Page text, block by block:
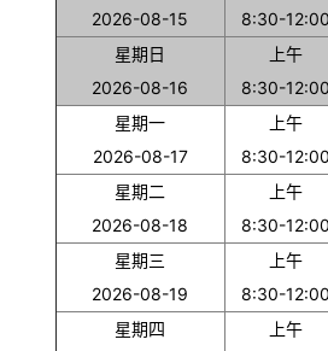
2026-08-15
8:30-
星期日
2026-08-16
上午
8:30-
星期一
2026-08-17
上午
8:30-
星期二
2026-08-18
上午
8:30-
星期三
2026-08-19
上午
8:30-
星期四
上午